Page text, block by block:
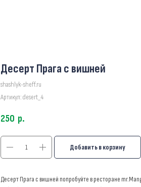
Десерт Прага с вишней
shashlyk-sheff.ru
Артикул:desert_4
250 р.
Добавить в корзину
Десерт Прага с вишней попробуйте в ресторане